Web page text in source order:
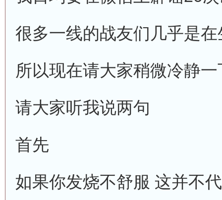
很多一线的战友们几乎是
所以现在请大家稍微冷静一
请大家听我说两句
首先
如果你发烧不舒服 这并不